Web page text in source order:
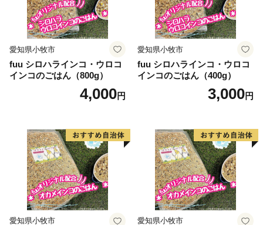
愛知県小牧市
fuu シロハラインコ・ウロコ
インコのごはん（800g）
4,000円
愛知県小牧市
fuu シロハラインコ・ウロコ
インコのごはん（400g）
3,000円
愛知県小牧市 愛知県小牧市